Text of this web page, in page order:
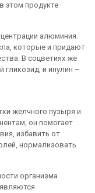
этом продукте
алюминия.
которые и придают
В соцветиях же
гликозид, и инулин –
желчного пузыря и
он помогает
избавить от
нормализовать
организма